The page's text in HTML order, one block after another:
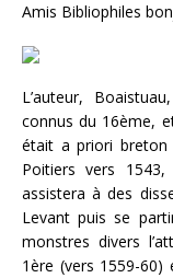
Amis Bibliophiles
L’auteur,
connus du 16ème,
était a priori breton
Poitiers vers
assistera à des
Levant puis se
monstres divers
1ère (vers 1559-60)